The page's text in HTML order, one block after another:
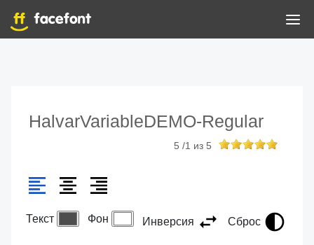
HalvarVariableDEMO-Regular
5 /1 из 5
Текст Фон Инверсия Сброс